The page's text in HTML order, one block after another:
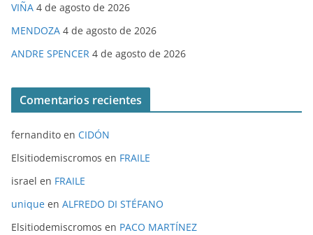
VIÑA 4 de agosto de 2026
MENDOZA 4 de agosto de 2026
ANDRE SPENCER 4 de agosto de 2026
Comentarios recientes
fernandito en CIDÓN
Elsitiodemiscromos en FRAILE
israel en FRAILE
unique en ALFREDO DI STÉFANO
Elsitiodemiscromos en PACO MARTÍNEZ